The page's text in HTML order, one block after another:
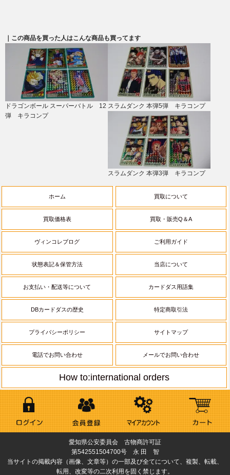
｜この商品を買った人はこんな商品も買ってます
ドラゴンボール スーパーバトル 12
弾 キラコンプ
スラムダンク 本弾5弾 キラコンプ
スラムダンク 本弾3弾 キラコンプ
ホーム 買取について
買取価格表 買取・販売Q＆A
ヴィンコレブログ ご利用ガイド
状態表記＆保管方法 当店について
お支払い・配送等について カードダス用語集
DBカードダスの歴史 特定商取引法
プライバシーポリシー サイトマップ
電話でお問い合わせ メールでお問い合わせ
How to:international orders
愛知県公安委員会 古物商許可証
第542551504700号 永 田 智
当サイトの掲載内容（画像、文章等）の一部及び全てについて、複製、転載、
転用、改変等の二次利用を固く禁じます。